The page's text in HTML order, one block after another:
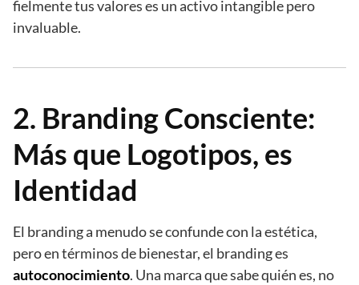
fielmente tus valores es un activo intangible pero
invaluable.
2. Branding Consciente:
Más que Logotipos, es
Identidad
El branding a menudo se confunde con la estética,
pero en términos de bienestar, el branding es
autoconocimiento. Una marca que sabe quién es, no